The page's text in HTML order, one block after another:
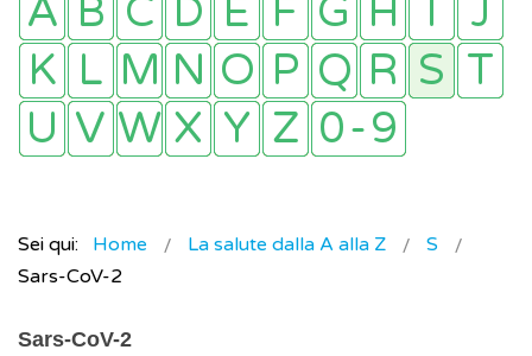
Sei qui: Home La salute dalla A alla Z
S
Sars-CoV-2
Sars-CoV-2